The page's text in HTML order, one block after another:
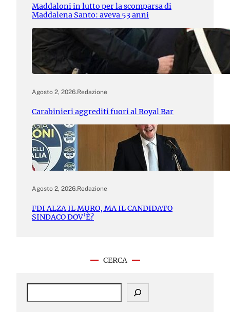
Maddaloni in lutto per la scomparsa di
Maddalena Santo: aveva 53 anni
Agosto 2, 2026.Redazione
Carabinieri aggrediti fuori al Royal Bar
Agosto 2, 2026.Redazione
FDI ALZA IL MURO, MA IL CANDIDATO
SINDACO DOV’È?
CERCA
S